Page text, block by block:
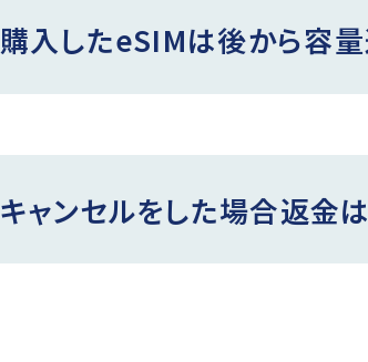
購入したeSIMは後から容量
キャンセルをした場合返金